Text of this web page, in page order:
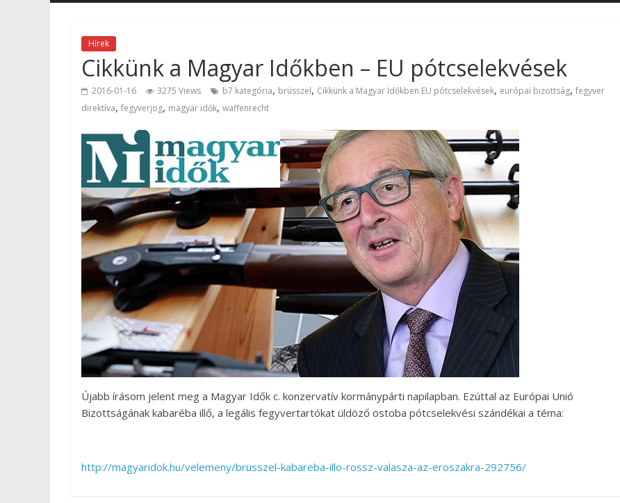
Hírek
Cikkünk a Magyar Időkben – EU pótcselekvések
2016-01-16 3275 Views b7 kategória, brüsszel, Cikkünk a Magyar Időkben EU pótcselekvések, európai bizottság, fegyver
direktíva, fegyverjog, magyar idők, waffenrecht
Újabb írásom jelent meg a Magyar Idők c. konzervatív kormánypárti napilapban. Ezúttal az Európai Unió
Bizottságának kabaréba illő, a legális fegyvertartókat üldöző ostoba pótcselekvési szándékai a téma:
http://magyaridok.hu/velemeny/brusszel-kabareba-illo-rossz-valasza-az-eroszakra-292756/